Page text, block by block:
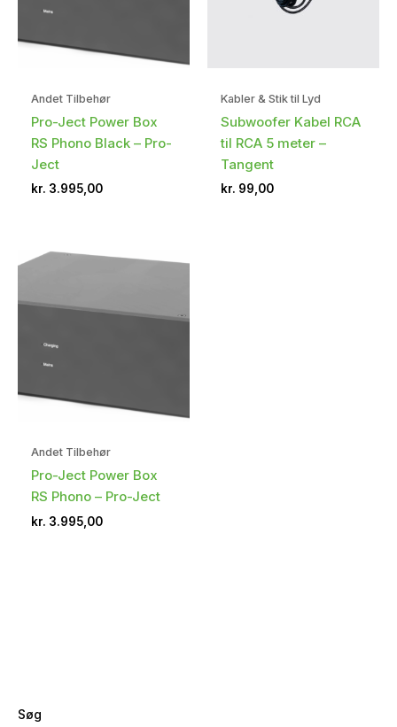
Søg
Andet Tilbehør
Pro-Ject Power Box
RS Phono Black – Pro-
Ject
kr. 3.995,00
Kabler & Stik til Lyd
Subwoofer Kabel RCA
til RCA 5 meter –
Tangent
kr. 99,00
Andet Tilbehør
Pro-Ject Power Box
RS Phono – Pro-Ject
kr. 3.995,00